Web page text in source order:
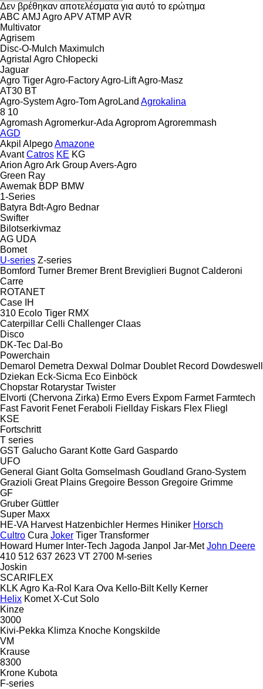
Δεν βρέθηκαν αποτελέσματα για αυτό το ερώτημα
ABC AMJ AgroAPVATMP AVR
Multivator
Agrisem
Disc-O-Mulch Maximulch
Agristal Agro Chłopecki
Jaguar
Agro TigerAgro-FactoryAgro-LiftAgro-Masz
AT30 BT
Agro-SystemAgro-TomAgroLand Agrokalina
8 10
Agromash Agromerkur-Ada AgropromAgroremmash
AGD
Akpil AlpegoAmazone
Avant Catros KE KG
Arion AgroArk GroupAvers-Agro
Green Ray
Awemak BDP BMW
1-Series
Batyra Bdt-Agro Bednar
Swifter
Bilotserkivmaz
AG UDA
Bomet
U-series Z-series
Bomford Turner Bremer Brent Breviglieri Bugnot Calderoni
Carre
ROTANET
Case IH
310 Ecolo Tiger RMX
Caterpillar Celli Challenger Claas
Disco
DK-Tec Dal-Bo
Powerchain
Demarol Demetra Dexwal Dolmar Doublet Record Dowdeswell
Dziekan Eck-Sicma Eco Einböck
Chopstar Rotarystar Twister
Elvorti (Chervona Zirka) Ermo Evers Expom Farmet Farmtech
Fast Favorit Fenet Feraboli Fiellday Fiskars Flex Fliegl
KSE
Fortschritt
T series
GST Galucho Garant Kotte Gard Gaspardo
UFO
General Giant Golta Gomselmash Goudland Grano-System
Grazioli Great Plains Gregoire Besson Gregoire Grimme
GF
Gruber Güttler
Super Maxx
HE-VA Harvest Hatzenbichler Hermes Hiniker Horsch
Cultro Cura Joker Tiger Transformer
Howard Humer Inter-Tech Jagoda Janpol Jar-Met John Deere
410 512 637 2623 VT 2700 M-series
Joskin
SCARIFLEX
KLK Agro Ka-Rol Kara Ova Kello-Bilt Kelly Kerner
Helix Komet X-Cut Solo
Kinze
3000
Kivi-Pekka Klimza Knoche Kongskilde
VM
Krause
8300
Krone Kubota
F-series